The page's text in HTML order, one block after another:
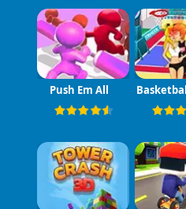
Push Em All